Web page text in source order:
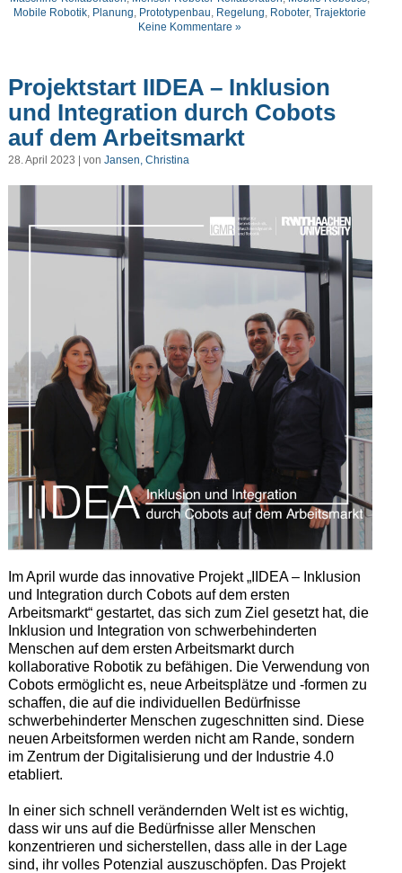
Mobile Robotik, Planung, Prototypenbau, Regelung, Roboter,Trajektorie
Keine Kommentare »
Projektstart IIDEA – Inklusion
und Integration durch Cobots
auf dem Arbeitsmarkt
28. April 2023 | von Jansen, Christina
Im April wurde das innovative Projekt „IIDEA – Inklusion
und Integration durch Cobots auf dem ersten
Arbeitsmarkt“ gestartet, das sich zum Ziel gesetzt hat, die
Inklusion und Integration von schwerbehinderten
Menschen auf dem ersten Arbeitsmarkt durch
kollaborative Robotik zu befähigen. Die Verwendung von
Cobots ermöglicht es, neue Arbeitsplätze und -formen zu
schaffen, die auf die individuellen Bedürfnisse
schwerbehinderter Menschen zugeschnitten sind. Diese
neuen Arbeitsformen werden nicht am Rande, sondern
im Zentrum der Digitalisierung und der Industrie 4.0
etabliert.
In einer sich schnell verändernden Welt ist es wichtig,
dass wir uns auf die Bedürfnisse aller Menschen
konzentrieren und sicherstellen, dass alle in der Lage
sind, ihr volles Potenzial auszuschöpfen. Das Projekt